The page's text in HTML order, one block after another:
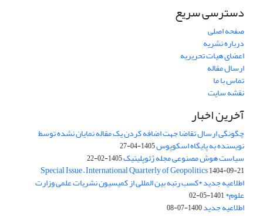
دسترسی سریع
صفحه اصلی
درباره نشریه
اعضای هیات تحریریه
ارسال مقاله
تماس با ما
نقشه سایت
آخرین اخبار
چگونگی ارسال تقاضا جهت اضافه کردن یک مقاله نمایان نشده توسط
نویسنده به پایگاه اسکوپوس1405-04-27
سیاست هوش مصنوعی مجله ژئوپلیتیک1405-02-22
Special Issue – International Quarterly of Geopolitics1404-09-21
اطلاعیه جدید *کسب رتبه بین المللی از کمیسیون نشریات علمی وزارت
علوم*1401-05-02
اطلاعیه جدید1400-07-08